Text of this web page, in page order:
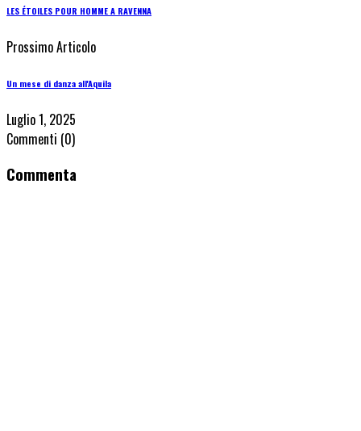
LES ÉTOILES POUR HOMME A RAVENNA
Prossimo Articolo
Un mese di danza all'Aquila
Luglio 1, 2025
Commenti (0)
Commenta